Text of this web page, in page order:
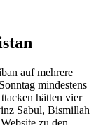
auf mehrere
mindestens
hätten vier
Sabul, Bismillah
zu den